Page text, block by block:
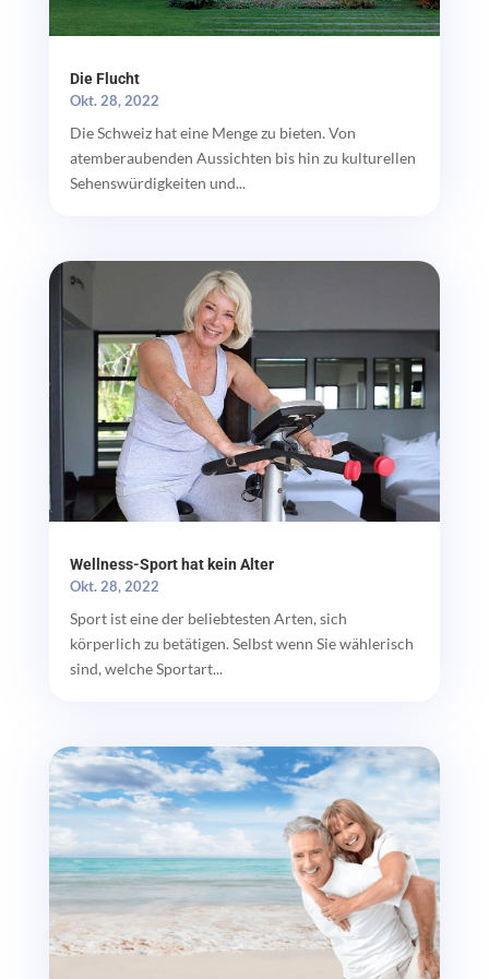
Die Flucht
Okt. 28, 2022
Die Schweiz hat eine Menge zu bieten. Von
atemberaubenden Aussichten bis hin zu kulturellen
Sehenswürdigkeiten und...
Wellness-Sport hat kein Alter
Okt. 28, 2022
Sport ist eine der beliebtesten Arten, sich
körperlich zu betätigen. Selbst wenn Sie wählerisch
sind, welche Sportart...